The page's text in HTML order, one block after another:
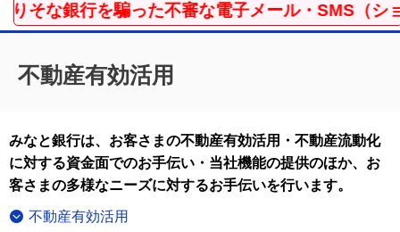
な銀行を騙った不審な電子メール・SMS（ショ
不動産有効活用
みなと銀行は、お客さまの不動産有効活用・不動産流動化
に対する資金面でのお手伝い・当社機能の提供のほか、お
客さまの多様なニーズに対するお手伝いを行います。
不動産有効活用